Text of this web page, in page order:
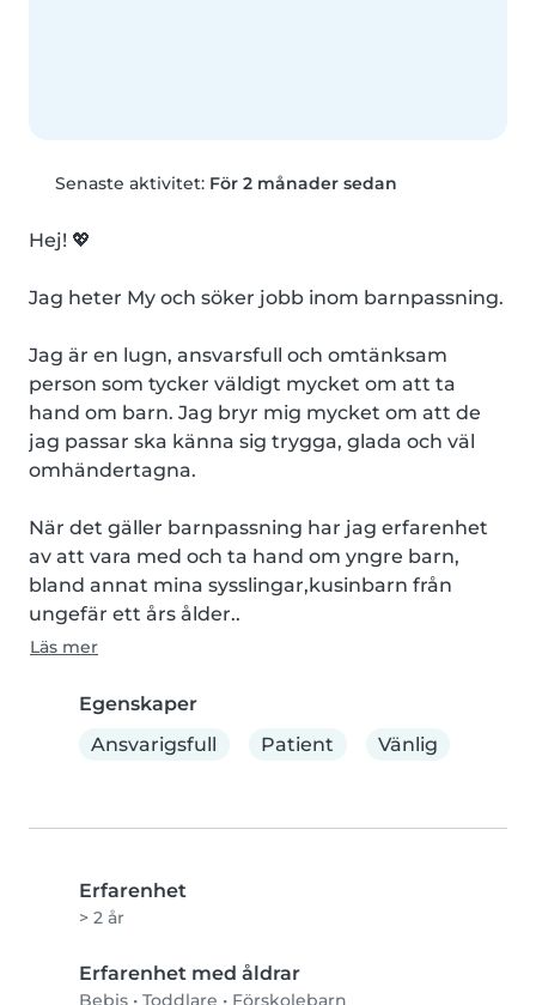
Senaste aktivitet: För 2 månader sedan
Hej! 💖
Jag heter My och söker jobb inom barnpassning.
Jag är en lugn, ansvarsfull och omtänksam
person som tycker väldigt mycket om att ta
hand om barn. Jag bryr mig mycket om att de
jag passar ska känna sig trygga, glada och väl
omhändertagna.
När det gäller barnpassning har jag erfarenhet
av att vara med och ta hand om yngre barn,
bland annat mina sysslingar,kusinbarn från
ungefär ett års ålder..
Läs mer
Egenskaper
Ansvarigsfull
Patient Vänlig
Erfarenhet
> 2 år
Erfarenhet med åldrar
Bebis • Toddlare • Förskolebarn